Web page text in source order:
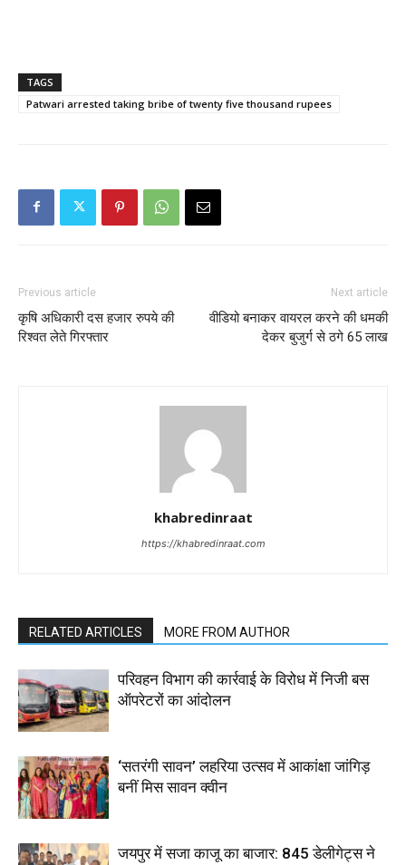
TAGS
Patwari arrested taking bribe of twenty five thousand rupees
Previous article
कृषि अधिकारी दस हजार रुपये की
रिश्वत लेते गिरफ्तार
Next article
वीडियो बनाकर वायरल करने की धमकी
देकर बुजुर्ग से ठगे 65 लाख
khabredinraat
https://khabredinraat.com
RELATED ARTICLES MORE FROM AUTHOR
परिवहन विभाग की कार्रवाई के विरोध में निजी बस
ऑपरेटरों का आंदोलन
‘सतरंगी सावन’ लहरिया उत्सव में आकांक्षा जांगिड़
बनीं मिस सावन क्वीन
जयपुर में सजा काजू का बाजार: 845 डेलीगेट्स ने